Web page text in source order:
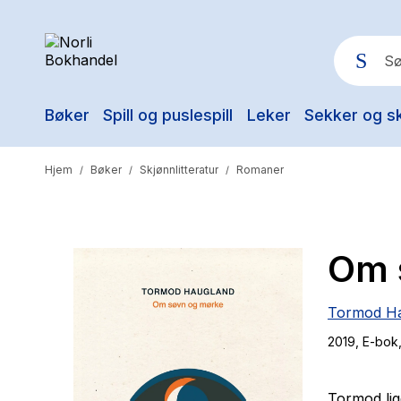
Bøker Spill og puslespill Leker Sekker og
Hjem / Bøker / Skjønnlitteratur / Romaner
Tormod
2019 , E-bok